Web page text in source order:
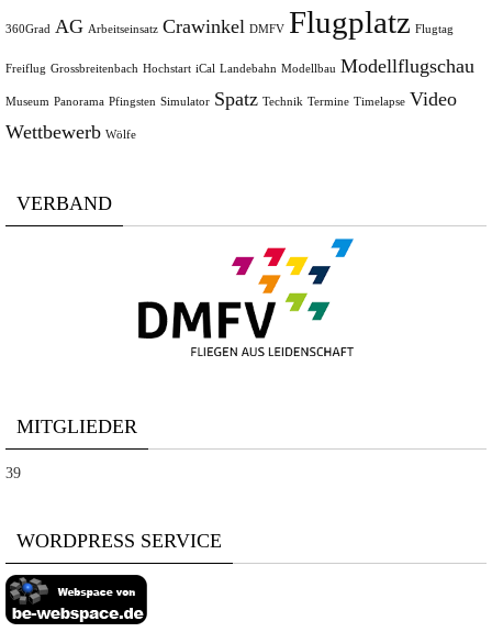
360Grad AG Arbeitseinsatz Crawinkel DMFV Flugplatz Flugtag
Freiflug Grossbreitenbach Hochstart iCal Landebahn Modellbau Modellflugschau
Museum Panorama Pfingsten Simulator Spatz Technik Termine Timelapse Video
Wettbewerb Wölfe
VERBAND
MITGLIEDER
39
WORDPRESS SERVICE